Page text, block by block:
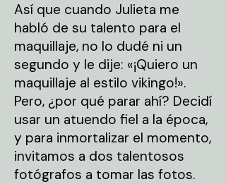
Así que cuando Julieta me
habló de su talento para el
maquillaje, no lo dudé ni un
segundo y le dije: «¡Quiero un
maquillaje al estilo vikingo!».
Pero, ¿por qué parar ahí? Decidí
usar un atuendo fiel a la época,
y para inmortalizar el momento,
invitamos a dos talentosos
fotógrafos a tomar las fotos.